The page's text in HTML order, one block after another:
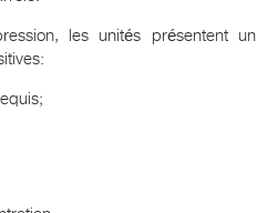
les unités présentent un